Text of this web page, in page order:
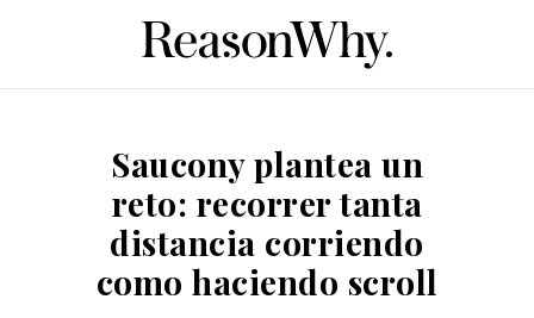
Saucony plantea un
reto: recorrer tanta
distancia corriendo
como haciendo scroll